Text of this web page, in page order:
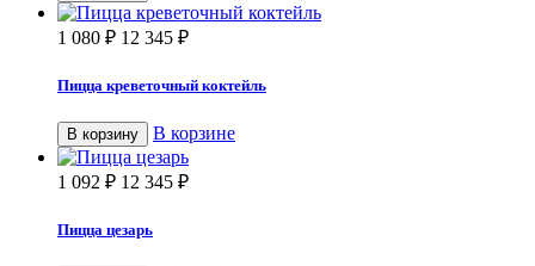
1 080 ₽ 12 345 ₽
Пицца креветочный коктейль
В корзину В корзине
1 092 ₽ 12 345 ₽
Пицца цезарь